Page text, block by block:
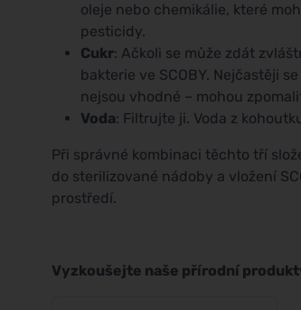
oleje nebo chemikálie, které
pesticidy.
Cukr: Ačkoli se může zdát
bakterie ve SCOBY. Nejčastěji
nejsou vhodné – mohou
Voda: Filtrujte ji. Voda z
Při správné kombinaci těchto tří
do sterilizované nádoby a vložení
prostředí.
Vyzkoušejte naše přírodní